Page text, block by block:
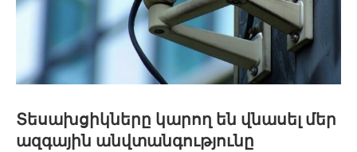
Տեսախցիկները կարող են վնասել մեր
ազգային անվտանգությունը